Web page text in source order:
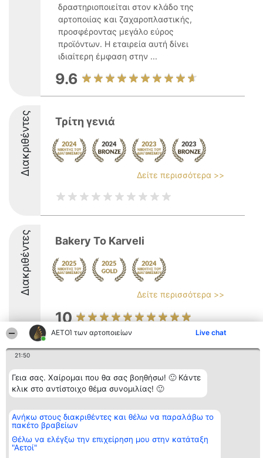
ΑΕΤΟΊ των αρτοποιείων Live chat
21:50
Γεια σας. Χαίρομαι που θα σας βοηθήσω! 🙂 Κάντε
κλικ στο αντίστοιχο θέμα συνομιλίας! 🙂
Ανήκω στους διακριθέντες και θέλω να παραλάβω το
πακέτο βραβείων
Θέλω να ελέγξω την επιχείρηση μου στην κατάταξη
"Αετοί"
δραστηριοποιείται στον κλάδο της
αρτοποιίας και ζαχαροπλαστικής,
προσφέροντας μεγάλο εύρος
προϊόντων. Η εταιρεία αυτή δίνει
ιδιαίτερη έμφαση στην ...
9.6
Διακριθέντες Τρίτη γενιά
Δείτε περισσότερα >>
Διακριθέντες Bakery To Karveli
Δείτε περισσότερα >>
10
Διοργανωτής της
BEAUTIFUL COMPANY
Μονοπρόσωπη ΙΚΕ
ΤΗΛ. ΕΠΙΚΟΙΝΩΝΙΑΣ:
email:
aetoi@beautifulcompany.co
Λίστα όλων
διακριθέντων
Όροι &
προϋποθέσεις
ΑΠΟΡΡΗΤΟΥ